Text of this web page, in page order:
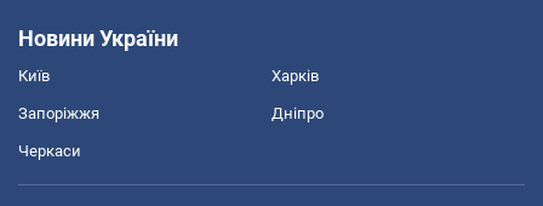
Новини України
Київ Харків
Запоріжжя Дніпро
Черкаси